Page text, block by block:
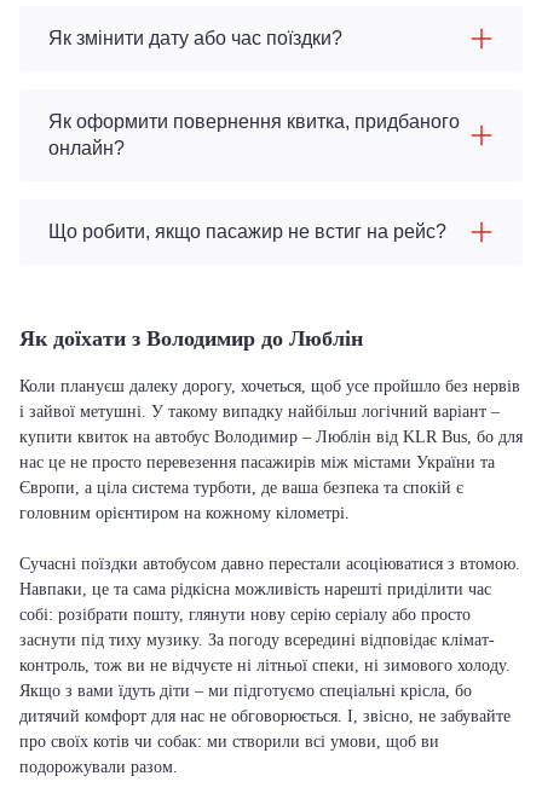
Як змінити дату або час поїздки?
Як оформити повернення квитка, придбаного
онлайн?
Що робити, якщо пасажир не встиг на рейс?
Як доїхати з Володимир до Люблін
Коли плануєш далеку дорогу, хочеться, щоб усе пройшло без нервів
і зайвої метушні. У такому випадку найбільш логічний варіант –
купити квиток на автобус Володимир – Люблін від KLR Bus, бо для
нас це не просто перевезення пасажирів між містами України та
Європи, а ціла система турботи, де ваша безпека та спокій є
головним орієнтиром на кожному кілометрі.
Сучасні поїздки автобусом давно перестали асоціюватися з втомою.
Навпаки, це та сама рідкісна можливість нарешті приділити час
собі: розібрати пошту, глянути нову серію серіалу або просто
заснути під тиху музику. За погоду всередині відповідає клімат-
контроль, тож ви не відчуєте ні літньої спеки, ні зимового холоду.
Якщо з вами їдуть діти – ми підготуємо спеціальні крісла, бо
дитячий комфорт для нас не обговорюється. І, звісно, не забувайте
про своїх котів чи собак: ми створили всі умови, щоб ви
подорожували разом.